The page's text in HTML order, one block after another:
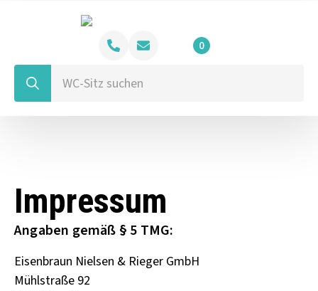
Search
for:
0
Impressum
Angaben gemäß § 5 TMG:
Eisenbraun Nielsen & Rieger GmbH
Mühlstraße 92